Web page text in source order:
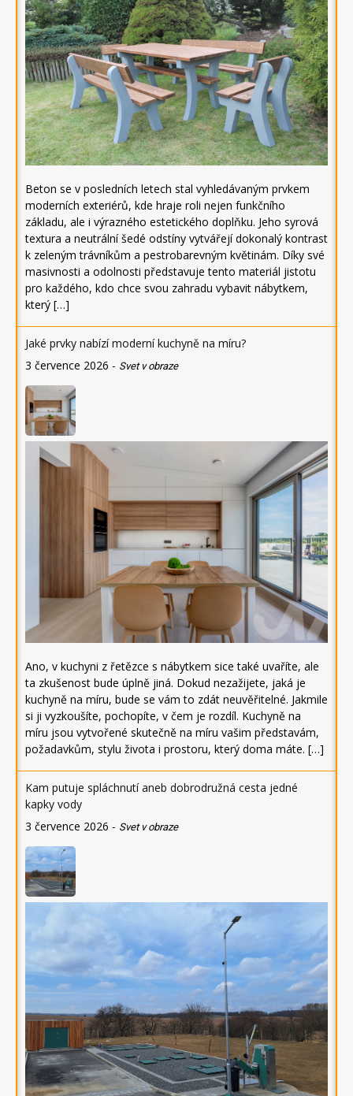
Beton se v posledních letech stal vyhledávaným prvkem
moderních exteriérů, kde hraje roli nejen funkčního
základu, ale i výrazného estetického doplňku. Jeho syrová
textura a neutrální šedé odstíny vytvářejí dokonalý kontrast
k zeleným trávníkům a pestrobarevným květinám. Díky své
masivnosti a odolnosti představuje tento materiál jistotu
pro každého, kdo chce svou zahradu vybavit nábytkem,
který […]
Jaké prvky nabízí moderní kuchyně na míru?
3 července 2026 - Svet v obraze
Ano, v kuchyni z řetězce s nábytkem sice také uvaříte, ale
ta zkušenost bude úplně jiná. Dokud nezažijete, jaká je
kuchyně na míru, bude se vám to zdát neuvěřitelné. Jakmile
si ji vyzkoušíte, pochopíte, v čem je rozdíl. Kuchyně na
míru jsou vytvořené skutečně na míru vašim představám,
požadavkům, stylu života i prostoru, který doma máte. […]
Kam putuje spláchnutí aneb dobrodružná cesta jedné
kapky vody
3 července 2026 - Svet v obraze